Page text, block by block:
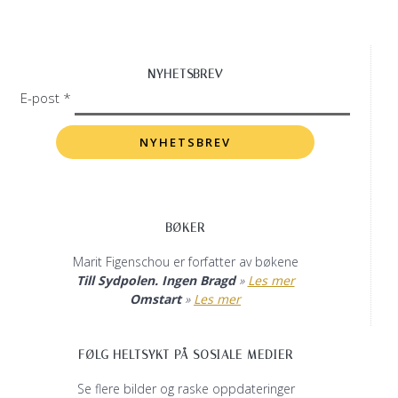
NYHETSBREV
E-post *
BØKER
Marit Figenschou er forfatter av bøkene
Till Sydpolen. Ingen Bragd» Les mer
Omstart» Les mer
FØLG HELTSYKT PÅ SOSIALE MEDIER
Se flere bilder og raske oppdateringer